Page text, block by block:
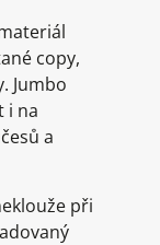
copy,
Jumbo
i na
a
při